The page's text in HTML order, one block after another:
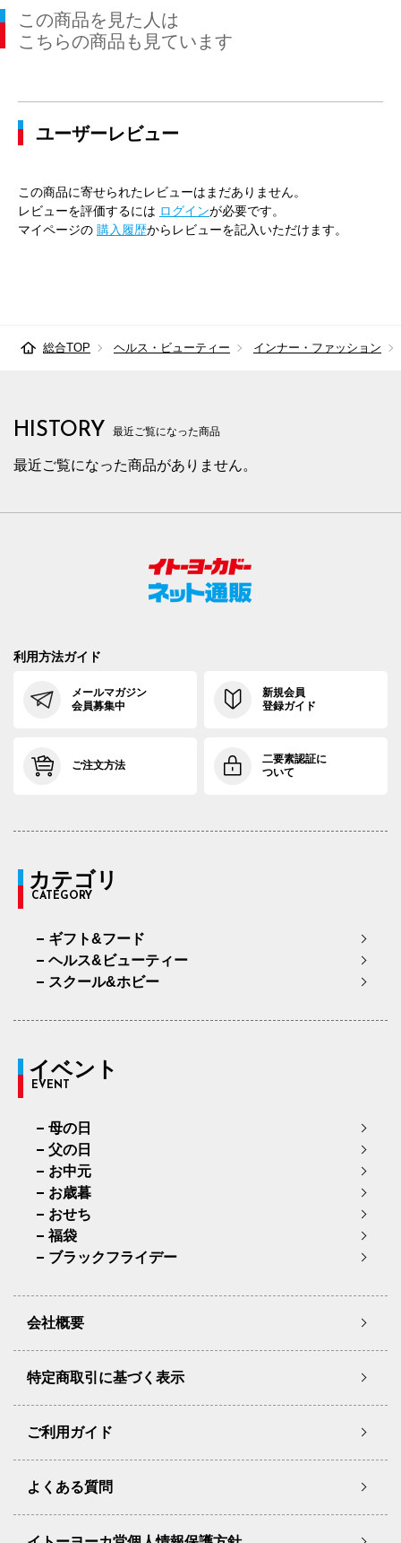
この商品を見た人は
こちらの商品も見ています
ユーザーレビュー
この商品に寄せられたレビューはまだありません。
レビューを評価するには ログインが必要です。
マイページの 購入履歴からレビューを記入いただけます。
総合TOP ヘルス・ビューティー インナー・ファッション
HISTORY 最近ご覧になった商品
最近ご覧になった商品がありません。
利用方法ガイド
メールマガジン
会員募集中
新規会員
登録ガイド
ご注文方法
二要素認証に
ついて
カテゴリ
CATEGORY
ギフト&フード
ヘルス&ビューティー
スクール&ホビー
イベント
EVENT
母の日
父の日
お中元
お歳暮
おせち
福袋
ブラックフライデー
会社概要
特定商取引に基づく表示
ご利用ガイド
よくある質問